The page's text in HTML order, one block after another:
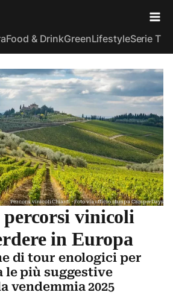
Food & DrinkGreenLifestyleSerie TV
Percorsi vinicoli Chianti - Foto via ufficio stampa CamperDays
vinicoli
in Europa
di tour enologici per
le più suggestive
vendemmia 2025